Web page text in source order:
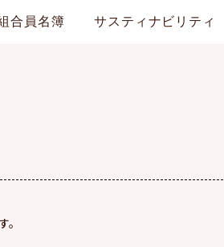
合員名簿 サスティナビリティ